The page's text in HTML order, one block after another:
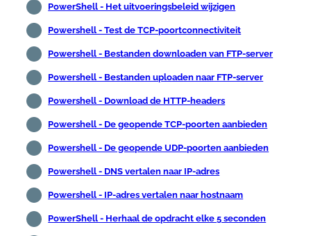
PowerShell - Het uitvoeringsbeleid wijzigen
Powershell - Test de TCP-poortconnectiviteit
Powershell - Bestanden downloaden van FTP-server
Powershell - Bestanden uploaden naar FTP-server
Powershell - Download de HTTP-headers
Powershell - De geopende TCP-poorten aanbieden
Powershell - De geopende UDP-poorten aanbieden
Powershell - DNS vertalen naar IP-adres
Powershell - IP-adres vertalen naar hostnaam
PowerShell - Herhaal de opdracht elke 5 seconden